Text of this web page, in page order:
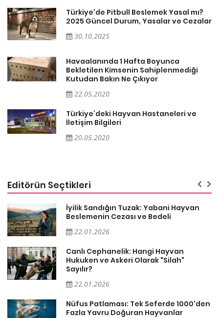
Türkiye'de Pitbull Beslemek Yasal mı?
2025 Güncel Durum, Yasalar ve Cezalar
30.10.2025
Havaalanında 1 Hafta Boyunca
Bekletilen Kimsenin Sahiplenmediği
Kutudan Bakın Ne Çıkıyor
22.05.2020
Türkiye’deki Hayvan Hastaneleri ve
İletişim Bilgileri
20.05.2020
Editörün Seçtikleri
İyilik Sandığın Tuzak: Yabani Hayvan
Beslemenin Cezası ve Bedeli
22.01.2026
Canlı Cephanelik: Hangi Hayvan
Hukuken ve Askeri Olarak "Silah"
Sayılır?
22.01.2026
Nüfus Patlaması: Tek Seferde 1000'den
Fazla Yavru Doğuran Hayvanlar